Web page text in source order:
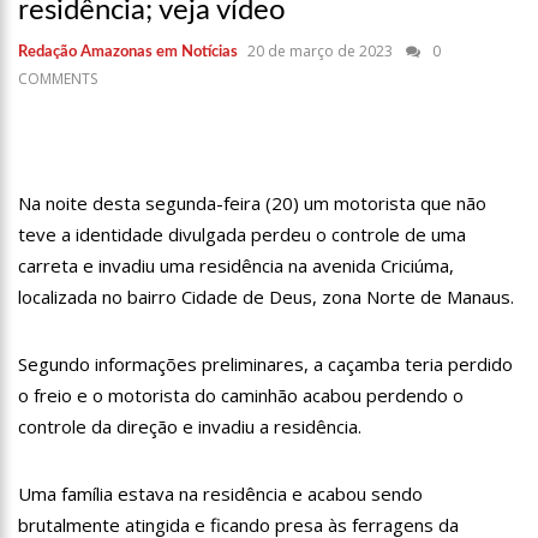
18:42 Preço médio da gasolina registra queda e vai a R$ 5,04 no
jurídica de Lula contra Bolsonaro
10:07 SSP-AM vistoria construção do Canil do Corpo de Bombeiros
do Amazonas
22:31 Mulher mata o próprio marido a facadas após descobrir
09:06 David Almeida desce de carro na Boulevard e reafirma apoio
para Hissa Abrahão: ‘meu deputado federal’
13:31 A Vitória Do Empreendedorismo
09:04 BOMBA! Pastor é coagido por sistema político da Ieadam para
adesivar seu veículo com candidatos da instituição – Veja vídeo!
residência; veja vídeo
Redação Amazonas em Notícias 20 de março de 2023
0
COMMENTS
Na noite desta segunda-feira (20) um motorista que não
teve a identidade divulgada perdeu o controle de uma
carreta e invadiu uma residência na avenida Criciúma,
localizada no bairro Cidade de Deus, zona Norte de Manaus.
Segundo informações preliminares, a caçamba teria perdido
o freio e o motorista do caminhão acabou perdendo o
controle da direção e invadiu a residência.
Uma família estava na residência e acabou sendo
brutalmente atingida e ficando presa às ferragens da